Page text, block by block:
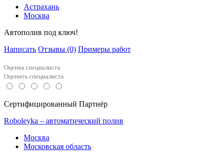
Астрахань
Москва
Автополив под ключ!
Написать Отзывы (0) Примеры работ
Оценка специалиста
Оценить специалиста
Сертифицированный Партнёр
Roboleyka – автоматический полив
Москва
Московская область